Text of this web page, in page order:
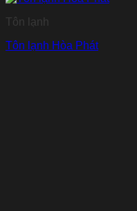
Tôn lạnh
Tôn lạnh Hòa Phát